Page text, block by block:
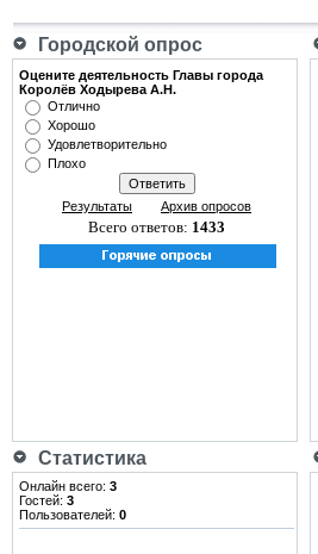
Городской опрос
Оцените деятельность Главы города
Королёв Ходырева А.Н.
Отлично
Хорошо
Удовлетворительно
Плохо
Результаты Архив опросов
Всего ответов: 1433
Статистика
Онлайн всего: 3
Гостей: 3
Пользователей: 0